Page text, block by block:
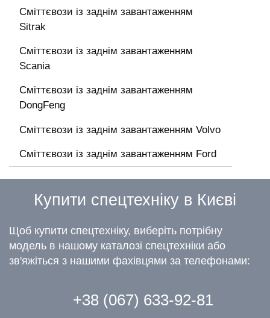
Сміттєвози із заднім завантаженням
Sitrak
Сміттєвози із заднім завантаженням
Scania
Сміттєвози із заднім завантаженням
DongFeng
Сміттєвози із заднім завантаженням Volvo
Сміттєвози із заднім завантаженням Ford
Купити спецтехніку в Києві
Щоб купити спецтехніку, виберіть потрібну
модель в нашому каталозі спецтехніки або
зв'яжіться з нашими фахівцями за телефонами:
+38 (067) 633-92-81